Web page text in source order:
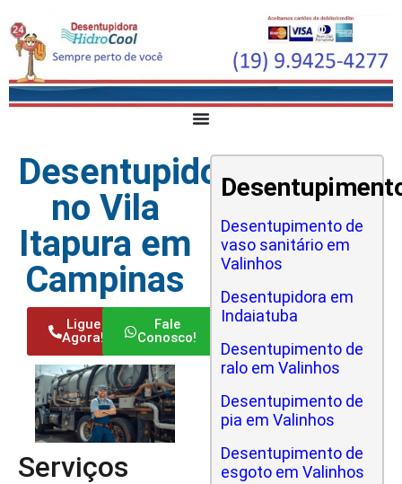
Desentupidora
no Vila
Itapura em
Campinas
Ligue
Agora!
Fale
Conosco!
Serviços
Desentupimento de
vaso sanitário em
Valinhos
Desentupidora em
Indaiatuba
Desentupimento de
ralo em Valinhos
Desentupimento de
pia em Valinhos
Desentupimento de
esgoto em Valinhos